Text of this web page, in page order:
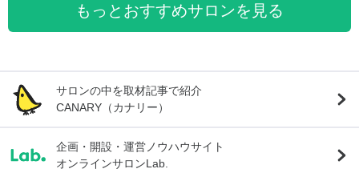
もっとおすすめサロンを見る
サロンの中を取材記事で紹介
CANARY（カナリー）
企画・開設・運営ノウハウサイト
オンラインサロンLab.